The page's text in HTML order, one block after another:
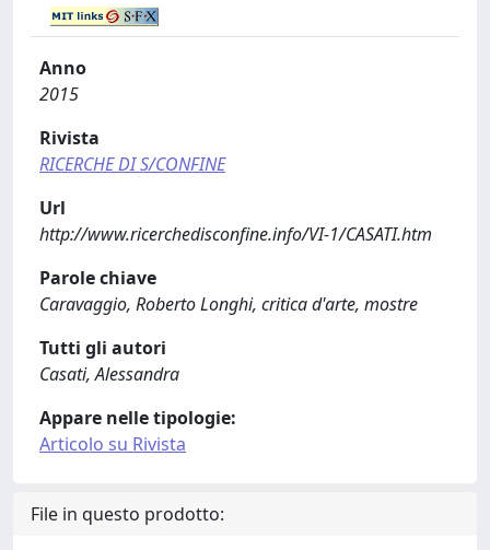
Anno
2015
Rivista
RICERCHE DI S/CONFINE
Url
http://www.ricerchedisconfine.info/VI-1/CASATI.htm
Parole chiave
Caravaggio, Roberto Longhi, critica d'arte, mostre
Tutti gli autori
Casati, Alessandra
Appare nelle tipologie:
Articolo su Rivista
File in questo prodotto: